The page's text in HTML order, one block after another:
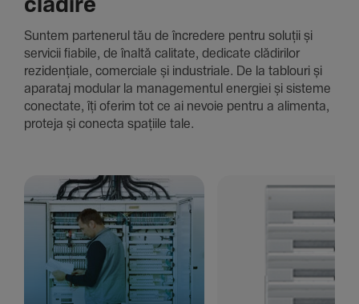
clădire
Suntem parte­nerul tău de încre­dere pentru soluții și
servicii fiabile, de înaltă cali­tate, dedi­cate clădi­rilor
rezi­den­țiale, comer­ciale și indus­triale. De la tablouri și
aparataj modular la managementul energiei și sisteme
conec­tate, îți oferim tot ce ai nevoie pentru a alimenta,
proteja și conecta spațiile tale.